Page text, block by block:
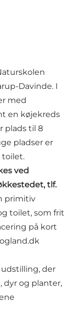
Davinde. I
med
en køjekreds
plads til 8
pladser er
toilet.
ved
tlf.
primitiv
toilet, som frit
på kort
der
dyr og planter,